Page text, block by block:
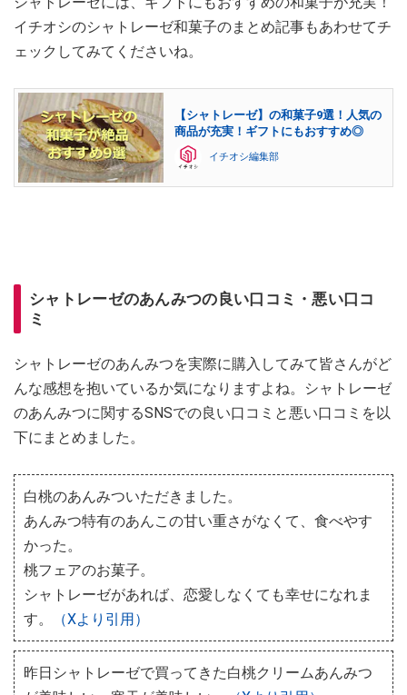
イチオシのシャトレーゼ和菓子のまとめ記事もあわせてチ
ェックしてみてくださいね。
【シャトレーゼ】の和菓子9選！人気の
商品が充実！ギフトにもおすすめ◎
イチオシ編集部
シャトレーゼのあんみつの良い口コミ・悪い口コ
ミ
シャトレーゼのあんみつを実際に購入してみて皆さんがど
んな感想を抱いているか気になりますよね。シャトレーゼ
のあんみつに関するSNSでの良い口コミと悪い口コミを以
下にまとめました。
白桃のあんみついただきました。
あんみつ特有のあんこの甘い重さがなくて、食べやす
かった。
桃フェアのお菓子。
シャトレーゼがあれば、恋愛しなくても幸せになれま
す。
（Xより引用）
昨日シャトレーゼで買ってきた白桃クリームあんみつ